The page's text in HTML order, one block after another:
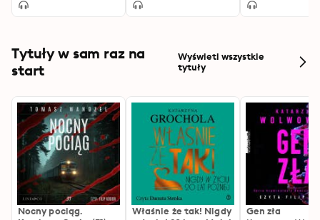
Tytuły w sam raz na
start
Wyświetl wszystkie
tytuły
Nocny pociąg.
Właśnie że tak! Nigdy
Gen zła